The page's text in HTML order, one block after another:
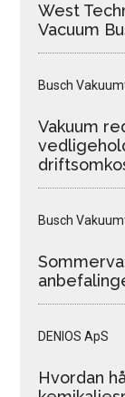
West
Vacuum
Busch
Vakuum
Busch
DENIOS ApS
Hvordan